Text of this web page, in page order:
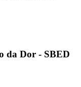
da Dor - SBED